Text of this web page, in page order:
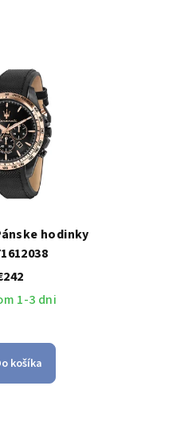
hodinky
1-3 dni
košíka